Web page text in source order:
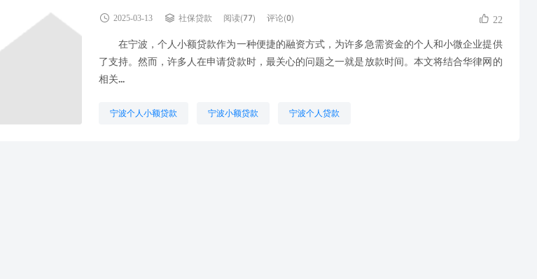
2025-03-13 社保贷款 阅读(77) 评论(0) 22
在宁波，个人小额贷款作为一种便捷的融资方式，为许多急需资金的个人和小微企业提供
了支持。然而，许多人在申请贷款时，最关心的问题之一就是放款时间。本文将结合华律网的
相关...
宁波个人小额贷款 宁波小额贷款 宁波个人贷款